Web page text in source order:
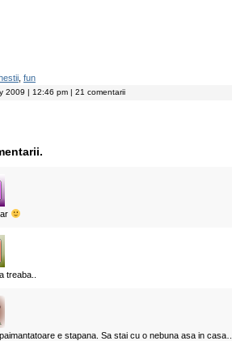
fun
2009 | 12:46 pm | 21 comentarii
treaba..
e stapana. Sa stai cu o nebuna asa in